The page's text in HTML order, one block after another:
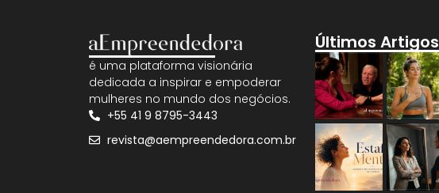
é uma plataforma visionária
dedicada a inspirar e empoderar
mulheres no mundo dos negócios.
+55 41 9 8795-3443
revista@aempreendedora.com.br
Últimos Artigos